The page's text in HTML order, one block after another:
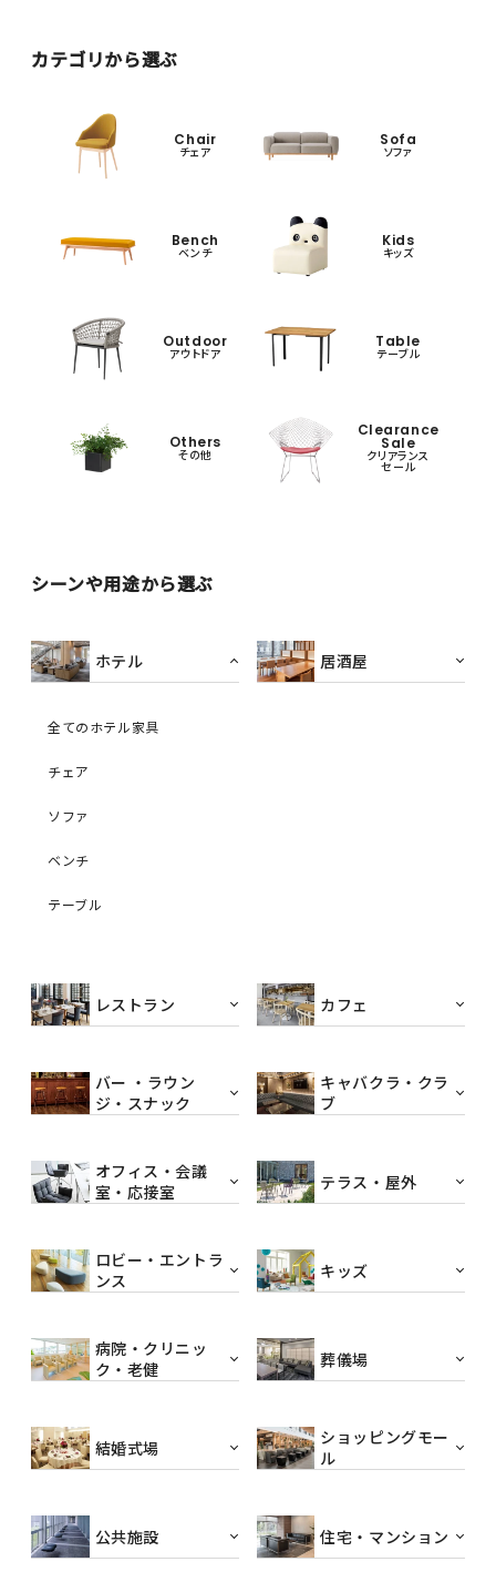
カテゴリから選ぶ
Chair
チェア
Sofa
ソファ
Bench
ベンチ
Kids
キッズ
Outdoor
アウトドア
Table
テーブル
Others
その他
Clearance
Sale
クリアランス
セール
シーンや用途から選ぶ
ホテル
全てのホテル家具
チェア
ソファ
ベンチ
テーブル
居酒屋
レストラン カフェ
バー ・ラウン
ジ・スナック
キャバクラ・クラ
ブ
オフィス・会議
室・応接室
テラス・屋外
ロビー・エントラ
ンス
キッズ
病院・クリニッ
ク・老健
葬儀場
結婚式場
ショッピングモー
ル
公共施設 住宅・マンション